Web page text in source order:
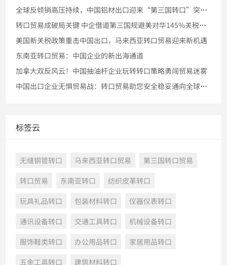
全球反倾销高压持续，中国铝材出口迎来“第三国转口”突破窗口
转口贸易成破局关键 中企借道第三国规避美对华145%关税壁垒
美国新关税政策重击中国出口，马来西亚转口贸易迎来新机遇
东南亚转口贸易：中国企业的新出海通道
加拿大双反风云！中国抽油杆企业玩转转口策略勇闯贸易迷雾
中国出口企业无惧贸易战：转口贸易助您安全稳妥通向全球市场
标签云
无缝钢管转口 马来西亚转口贸易
第三国转口贸易
转口贸易
东南亚转口
纺织皮革转口
玩具礼品转口
包装材料转口
仪器仪表转口
通讯设备转口
交通工具转口
机械设备转口
服饰鞋类转口
办公用品转口
家居用品转口
五金工具转口
建筑材料转口